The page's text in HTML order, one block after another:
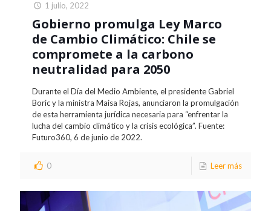
1 julio, 2022
Gobierno promulga Ley Marco
de Cambio Climático: Chile se
compromete a la carbono
neutralidad para 2050
Durante el Día del Medio Ambiente, el presidente Gabriel
Boric y la ministra Maisa Rojas, anunciaron la promulgación
de esta herramienta jurídica necesaria para “enfrentar la
lucha del cambio climático y la crisis ecológica”. Fuente:
Futuro360, 6 de junio de 2022.
0 Leer más